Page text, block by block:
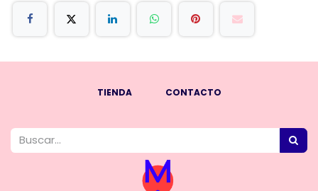
TIENDA CONTACTO